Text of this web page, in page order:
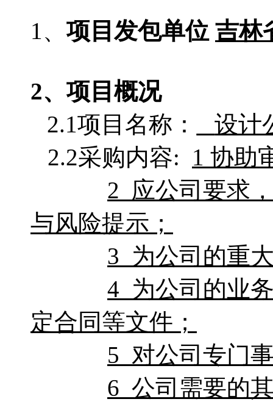
1、 项目发包单位 吉林
2、项目概况
2.1项目名称：
设计
2.2采购内容: 1 协助
2 应公司要求
与风险提示；
3 为公司的重
4 为公司的业
定合同等文件；
5 对公司专门
6 公司需要的